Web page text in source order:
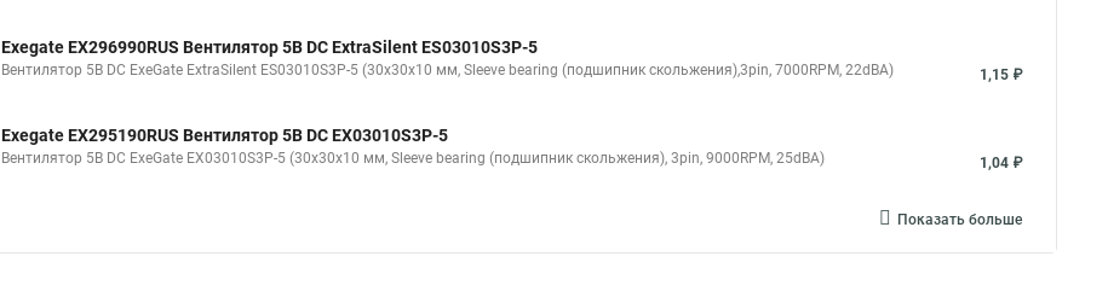
Exegate EX296990RUS Вентилятор 5В DC ExtraSilent ES03010S3P-5
Вентилятор 5В DC ExeGate ExtraSilent ES03010S3P-5 (30x30x10 мм, Sleeve bearing (подшипник скольжения),3pin, 7000RPM, 22dBA) 1,15 ₽
Exegate EX295190RUS Вентилятор 5В DC EX03010S3P-5
Вентилятор 5В DC ExeGate EX03010S3P-5 (30x30x10 мм, Sleeve bearing (подшипник скольжения), 3pin, 9000RPM, 25dBA) 1,04 ₽
Показать больше